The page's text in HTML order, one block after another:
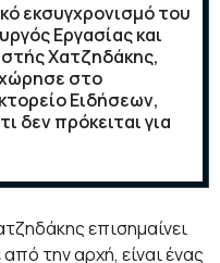
εκσυγχρονισμό του
Εργασίας και
Χατζηδάκης,
στο
Ειδήσεων,
δεν πρόκειται για
επισημαίνει
την αρχή, είναι ένας